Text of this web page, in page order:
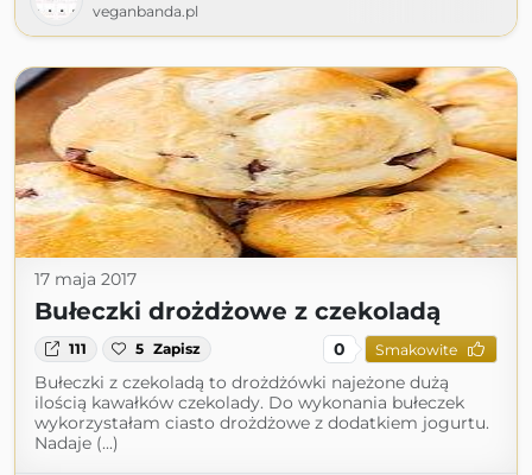
veganbanda.pl
17 maja 2017
Bułeczki drożdżowe z czekoladą
111 5 Zapisz 0 Smakowite
Bułeczki z czekoladą to drożdżówki najeżone dużą
ilością kawałków czekolady. Do wykonania bułeczek
wykorzystałam ciasto drożdżowe z dodatkiem jogurtu.
Nadaje (...)